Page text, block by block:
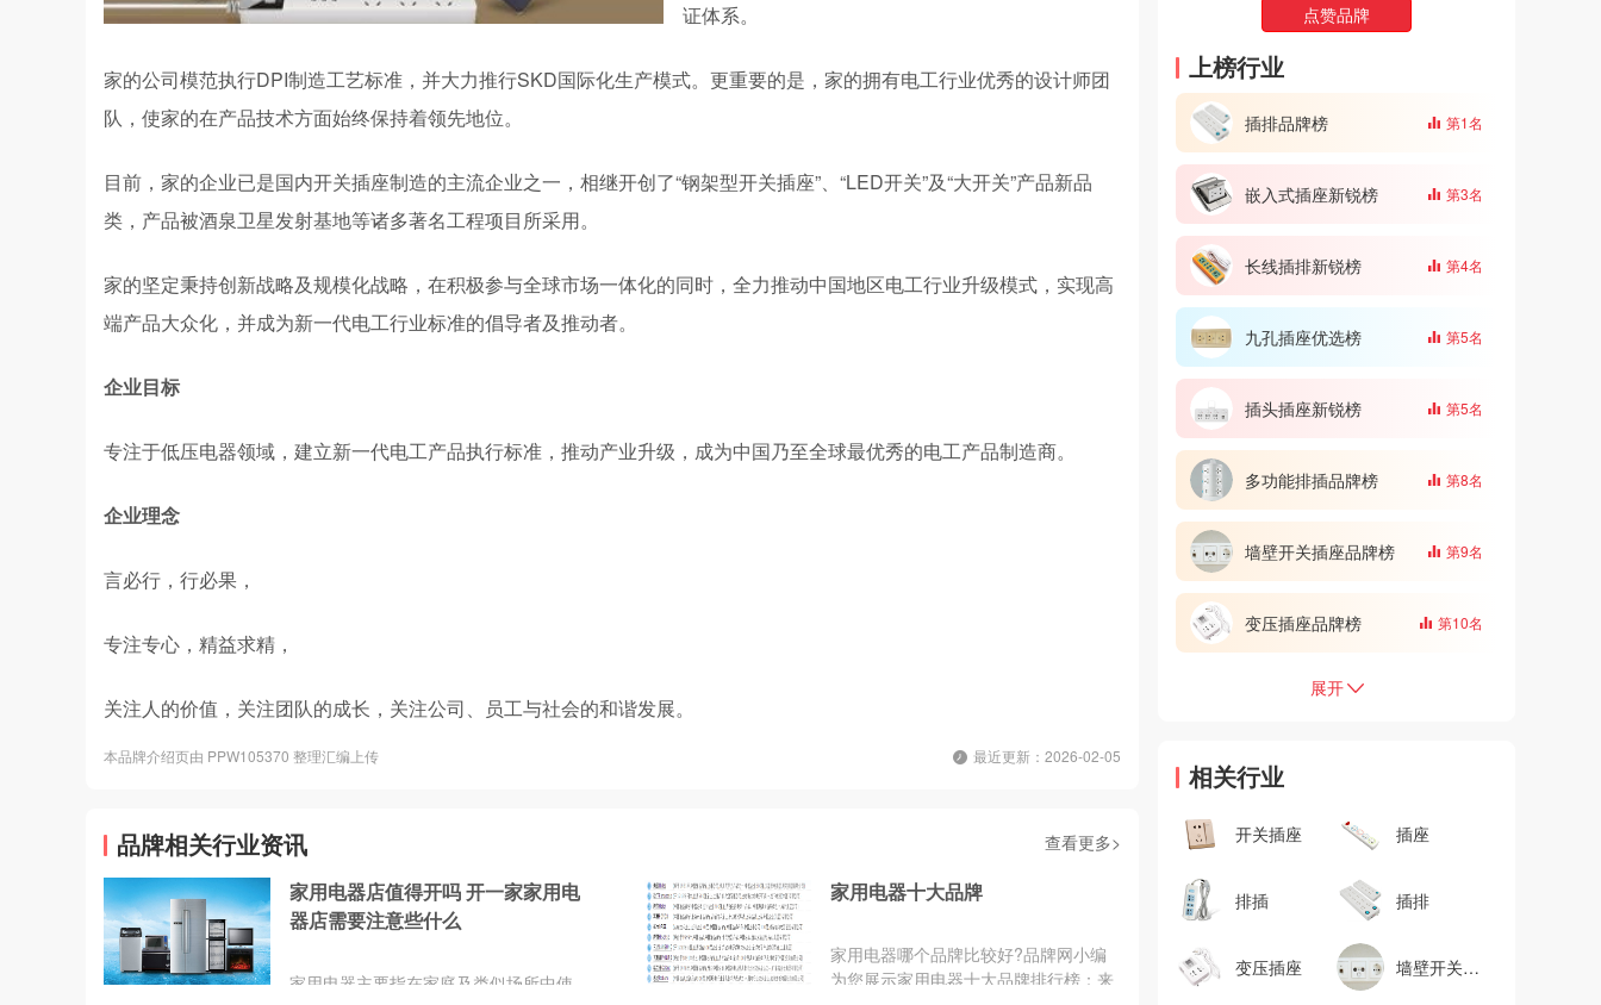
证体系。
家的公司模范执行DPI制造工艺标准，并大力推行SKD国际化生产模式。更重要的是，家的拥有电工行业优秀的设计师团
队，使家的在产品技术方面始终保持着领先地位。
目前，家的企业已是国内开关插座制造的主流企业之一，相继开创了“钢架型开关插座”、“LED开关”及“大开关”产品新品
类，产品被酒泉卫星发射基地等诸多著名工程项目所采用。
家的坚定秉持创新战略及规模化战略，在积极参与全球市场一体化的同时，全力推动中国地区电工行业升级模式，实现高
端产品大众化，并成为新一代电工行业标准的倡导者及推动者。
企业目标
专注于低压电器领域，建立新一代电工产品执行标准，推动产业升级，成为中国乃至全球最优秀的电工产品制造商。
企业理念
言必行，行必果，
专注专心，精益求精，
关注人的价值，关注团队的成长，关注公司、员工与社会的和谐发展。
本品牌介绍页由 PPW105370 整理汇编上传 最近更新：2026-02-05
品牌相关行业资讯 查看更多>
家用电器店值得开吗 开一家家用电
器店需要注意些什么
家用电器主要指在家庭及类似场所中使
家用电器十大品牌
家用电器哪个品牌比较好?品牌网小编
为您展示家用电器十大品牌排行榜：来
点赞品牌
上榜行业
插排品牌榜 第1名
嵌入式插座新锐榜 第3名
长线插排新锐榜 第4名
九孔插座优选榜 第5名
插头插座新锐榜 第5名
多功能排插品牌榜 第8名
墙壁开关插座品牌榜 第9名
变压插座品牌榜 第10名
展开
相关行业
开关插座 插座
排插 插排
变压插座 墙壁开关插座